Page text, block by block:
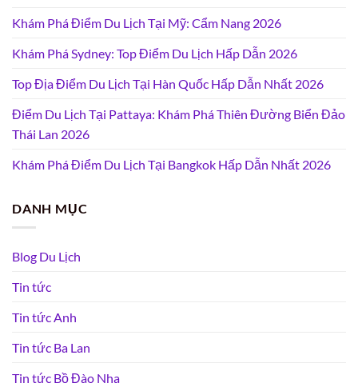
Khám Phá Điểm Du Lịch Tại Mỹ: Cẩm Nang 2026
Khám Phá Sydney: Top Điểm Du Lịch Hấp Dẫn 2026
Top Địa Điểm Du Lịch Tại Hàn Quốc Hấp Dẫn Nhất 2026
Điểm Du Lịch Tại Pattaya: Khám Phá Thiên Đường Biển Đảo
Thái Lan 2026
Khám Phá Điểm Du Lịch Tại Bangkok Hấp Dẫn Nhất 2026
DANH MỤC
Blog Du Lịch
Tin tức
Tin tức Anh
Tin tức Ba Lan
Tin tức Bồ Đào Nha